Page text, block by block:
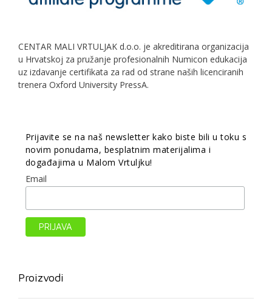
CENTAR MALI VRTULJAK d.o.o. je akreditirana organizacija
u Hrvatskoj za pružanje profesionalnih Numicon edukacija
uz izdavanje certifikata za rad od strane naših licenciranih
trenera Oxford University PressA.
Prijavite se na naš newsletter kako biste bili u toku s
novim ponudama, besplatnim materijalima i
događajima u Malom Vrtuljku!
Email
Proizvodi